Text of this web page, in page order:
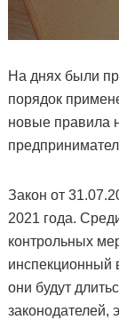
На днях были
порядок
новые правила
Закон от
2021 года.
контрольных
инспекционный
они будут
законодателей,